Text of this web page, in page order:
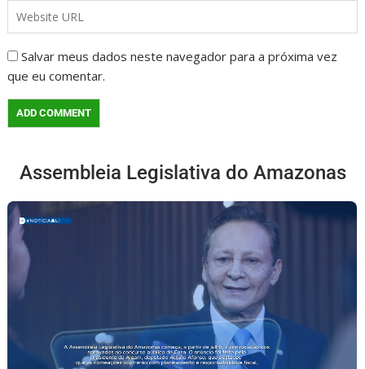
Salvar meus dados neste navegador para a próxima vez
que eu comentar.
Assembleia Legislativa do Amazonas